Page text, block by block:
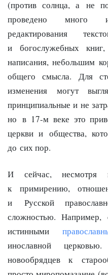
(против солнца, а не
проведено много
редактирования
и богослужебных
написания, небольшим
общего смысла. Для
изменения могут
принципиальные и не
но в 17-м веке это
церкви и общества,
до сих пор.
И сейчас, несмотря
к примирению,
и Русской
сложностью. Например,
истинными
инославной
новообрядцев к